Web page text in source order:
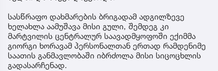
სასწრაფო დახმარების ბრიგადამ ადგილზევე
ხელახლა აამუშავა მისი გული, შემდეგ კი
მარტვილის ცენტრალურ საავადმყოფოში ექიმმა
გიორგი ხორავამ პერსონალთან ერთად რამდენიმე
საათის განმავლობაში იბრძოლა მისი სიცოცხლის
გადასარჩენად.